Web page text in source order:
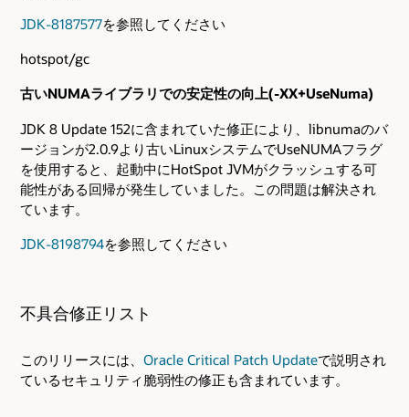
JDK-8187577を参照してください
hotspot/gc
古いNUMAライブラリでの安定性の向上(-XX+UseNuma)
JDK 8 Update 152に含まれていた修正により、libnumaのバ
ージョンが2.0.9より古いLinuxシステムでUseNUMAフラグ
を使用すると、起動中にHotSpot JVMがクラッシュする可
能性がある回帰が発生していました。この問題は解決され
ています。
JDK-8198794を参照してください
不具合修正リスト
このリリースには、 Oracle Critical Patch Updateで説明され
ているセキュリティ脆弱性の修正も含まれています。